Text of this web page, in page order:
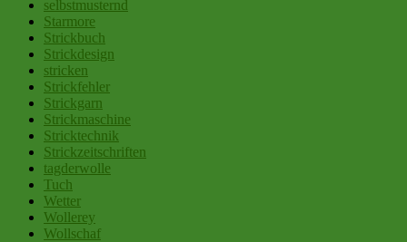
selbstmusternd
Starmore
Strickbuch
Strickdesign
stricken
Strickfehler
Strickgarn
Strickmaschine
Stricktechnik
Strickzeitschriften
tagderwolle
Tuch
Wetter
Wollerey
Wollschaf